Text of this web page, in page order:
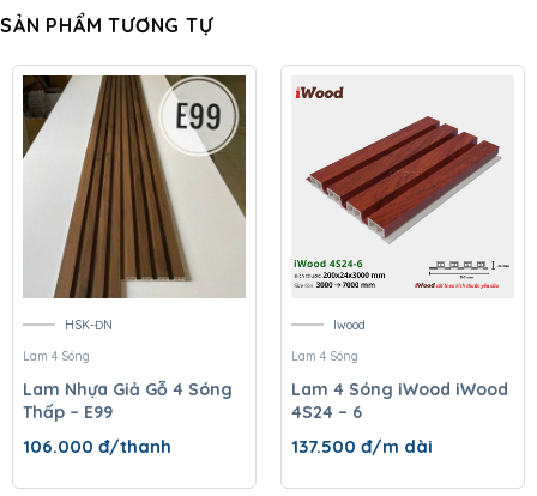
SẢN PHẨM TƯƠNG TỰ
HSK-ĐN
Lam 4 Sóng
Lam Nhựa Giả Gỗ 4 Sóng
Thấp – E99
106.000 đ/thanh
Iwood
Lam 4 Sóng
Lam 4 Sóng iWood iWood
4S24 – 6
137.500 đ/m dài